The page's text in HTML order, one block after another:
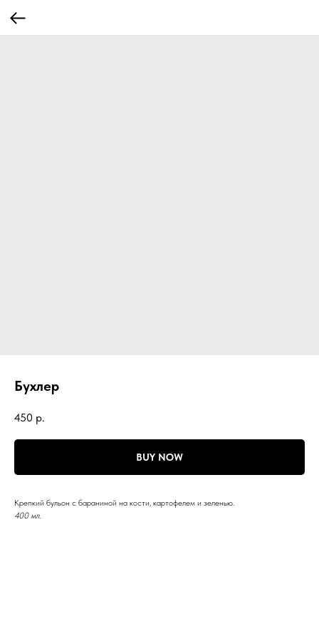
Бухлер
450 р.
BUY NOW
Крепкий бульон с бараниной на кости, картофелем и зеленью.
400 мл.